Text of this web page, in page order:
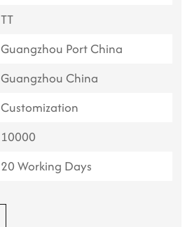
TT
Guangzhou Port China
Guangzhou China
Customization
10000
20 Working Days